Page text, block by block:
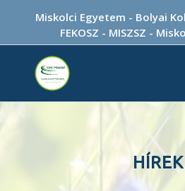
Miskolci Egyetem - Bolyai
FEKOSZ - MISZSZ -
HÍREK